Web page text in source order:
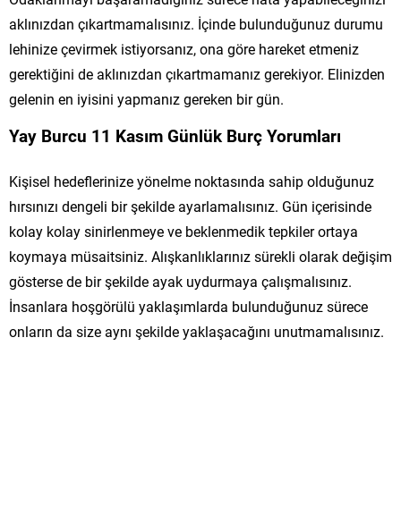
aklınızdan çıkartmamalısınız. İçinde bulunduğunuz durumu
lehinize çevirmek istiyorsanız, ona göre hareket etmeniz
gerektiğini de aklınızdan çıkartmamanız gerekiyor. Elinizden
gelenin en iyisini yapmanız gereken bir gün.
Yay Burcu 11 Kasım Günlük Burç Yorumları
Kişisel hedeflerinize yönelme noktasında sahip olduğunuz
hırsınızı dengeli bir şekilde ayarlamalısınız. Gün içerisinde
kolay kolay sinirlenmeye ve beklenmedik tepkiler ortaya
koymaya müsaitsiniz. Alışkanlıklarınız sürekli olarak değişim
gösterse de bir şekilde ayak uydurmaya çalışmalısınız.
İnsanlara hoşgörülü yaklaşımlarda bulunduğunuz sürece
onların da size aynı şekilde yaklaşacağını unutmamalısınız.